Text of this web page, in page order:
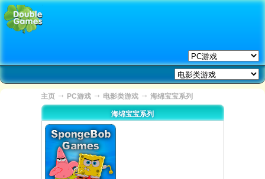
主页 → PC游戏 → 电影类游戏 → 海绵宝宝系列
海绵宝宝系列